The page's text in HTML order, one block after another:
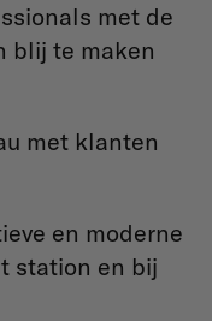
met de
blij te maken
met klanten
en moderne
station en bij